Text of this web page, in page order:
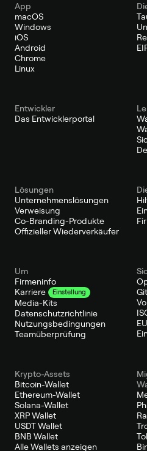
App
macOS
Windows
iOS
Android
Chrome
Linux
Entwickler
Das Entwicklerportal
Lösungen
Unternehmenslösungen
Verweisung
Co-Branding-Produkte
Offizieller Wiederverkäufer
Um
Firmeninfo
Karriere
Einstellung
Media-Kits
Datenschutzrichtlinie
Nutzungsbedingungen
Teamüberprüfung
Krypto-Assets
Bitcoin-Wallet
Ethereum-Wallet
Solana-Wallet
XRP Wallet
USDT Wallet
BNB Wallet
Alle Wallets anzeigen